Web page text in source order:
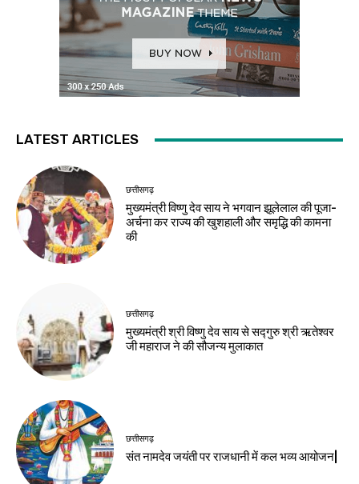
LATEST ARTICLES
छत्तीसगढ़
मुख्यमंत्री विष्णु देव साय ने भगवान झूलेलाल की पूजा-
अर्चना कर राज्य की खुशहाली और समृद्धि की कामना
की
छत्तीसगढ़
मुख्यमंत्री श्री विष्णु देव साय से सद्गुरु श्री ऋतेश्वर
जी महाराज ने की सौजन्य मुलाकात
छत्तीसगढ़
संत नामदेव जयंती पर राजधानी में कल भव्य आयोजन|